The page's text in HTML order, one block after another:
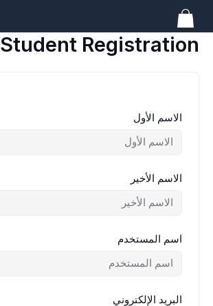
تخطي
المحتوى
Student Registration
الاسم الأول
الاسم الأخير
اسم المستخدم
البريد الإلكتروني